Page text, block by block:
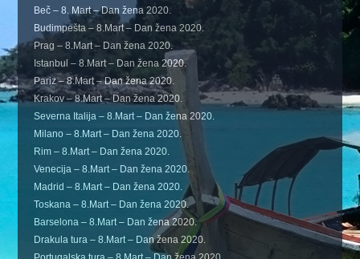
Beč – 8. Mart – Dan žena 2020.
Budimpešta – 8.Mart – Dan žena 2020.
Prag – 8.Mart – Dan žena 2020.
Istanbul – 8.Mart – Dan žena 2020.
Pariz – 8.Mart – Dan žena 2020.
Krakov – 8.Mart – Dan žena 2020.
Severna Italija – 8.Mart – Dan žena 2020.
Milano – 8.Mart – Dan žena 2020.
Rim – 8.Mart – Dan žena 2020.
Venecija – 8.Mart – Dan žena 2020.
Madrid – 8.Mart – Dan žena 2020.
Toskana – 8.Mart – Dan žena 2020.
Barselona – 8.Mart – Dan žena 2020.
Drakula tura – 8.Mart – Dan žena 2020.